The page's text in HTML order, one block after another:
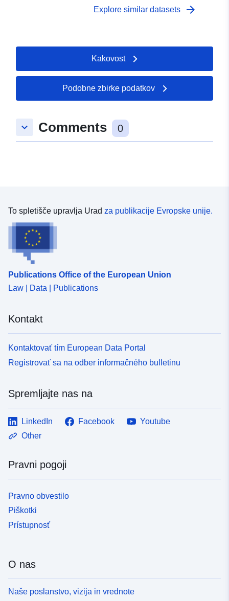
Explore similar datasets arrow_forward
Kakovost
Podobne zbirke podatkov
keyboard_arrow_down Comments 0
To spletišče upravlja Urad za publikacije Evropske unije.
Publications Office of the European Union
Law | Data | Publications
Kontakt
Kontaktovať tím European Data Portal
Registrovať sa na odber informačného bulletinu
Spremljajte nas na
LinkedIn Facebook
Youtube
Other
Pravni pogoji
Pravno obvestilo
Piškotki
Prístupnosť
O nas
Naše poslanstvo, vizija in vrednote